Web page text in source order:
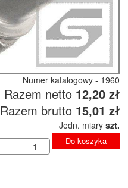
Numer katalogowy - 1960
Razem netto 12,20 zł
Razem brutto 15,01 zł
Jedn. miary szt.
Do koszyka